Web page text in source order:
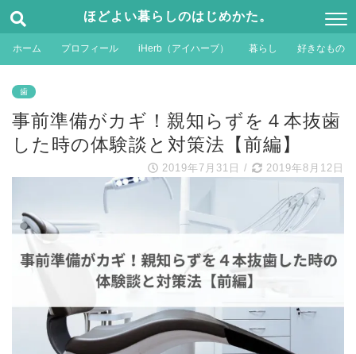
ほどよい暮らしのはじめかた。
ホーム プロフィール iHerb（アイハーブ） 暮らし 好きなもの
歯
事前準備がカギ！親知らずを４本抜歯
した時の体験談と対策法【前編】
2019年7月31日 / 2019年8月12日